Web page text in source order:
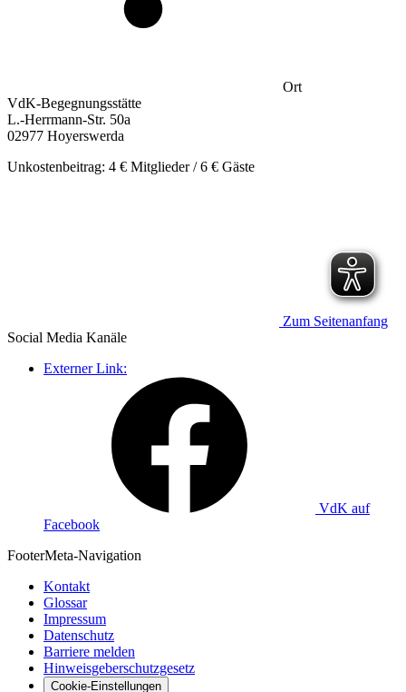
Ort
VdK-Begegnungsstätte
L.-Herrmann-Str. 50a
02977 Hoyerswerda
Unkostenbeitrag: 4 € Mitglieder / 6 € Gäste
Zum Seitenanfang
Social Media Kanäle
Externer Link:
VdK auf
Facebook
FooterMeta-Navigation
Kontakt
Glossar
Impressum
Datenschutz
Barriere melden
Hinweisgeberschutzgesetz
Cookie-Einstellungen